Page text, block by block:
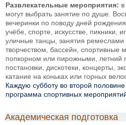
Развлекательные мероприятия:
могут выбрать занятие по душе.
вечеринки по поводу дней
учёбе, спорте, искусстве, пикники,
уличные танцы, занятия
творчеством, бассейн, спортивные
попкорном или пирожными, летний
постановки, дискотеки, концерты,
катание на коньках или горных
Каждую субботу во второй
программа спортивных
Академическая подготовка